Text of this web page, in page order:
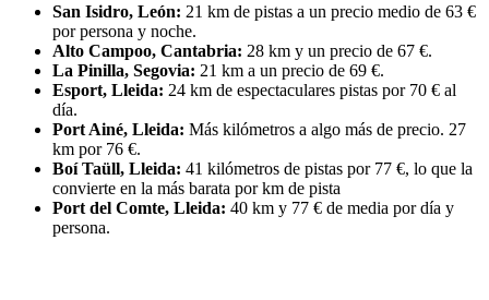
San Isidro, León: 21 km de pistas a un precio medio de 63 €
por persona y noche.
Alto Campoo, Cantabria: 28 km y un precio de 67 €.
La Pinilla, Segovia: 21 km a un precio de 69 €.
Esport, Lleida: 24 km de espectaculares pistas por 70 € al
día.
Port Ainé, Lleida: Más kilómetros a algo más de precio. 27
km por 76 €.
Boí Taüll, Lleida: 41 kilómetros de pistas por 77 €, lo que la
convierte en la más barata por km de pista
Port del Comte, Lleida: 40 km y 77 € de media por día y
persona.